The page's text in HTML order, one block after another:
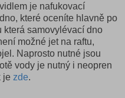
je nafukovací
které oceníte hlavně po
která samovylévací dno
možné jet na raftu,
Naprosto nutné jsou
vody je nutný i neopren
je zde.